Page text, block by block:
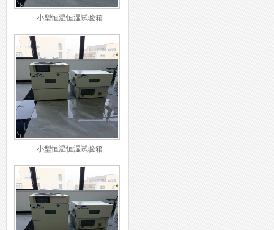
小型恒温恒湿试验箱
小型恒温恒湿试验箱